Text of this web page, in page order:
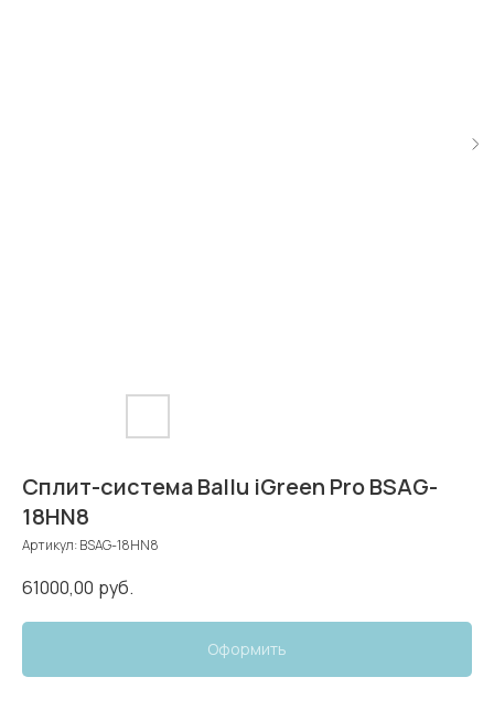
Сплит-система Ballu iGreen Pro BSAG-
18HN8
Артикул:BSAG-18HN8
61000,00 руб.
Оформить